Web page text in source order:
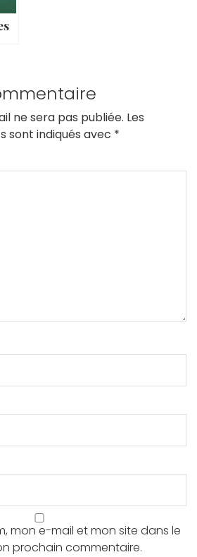
ne sera pas publiée. Les
sont indiqués avec *
mon e-mail et mon site dans le
prochain commentaire.